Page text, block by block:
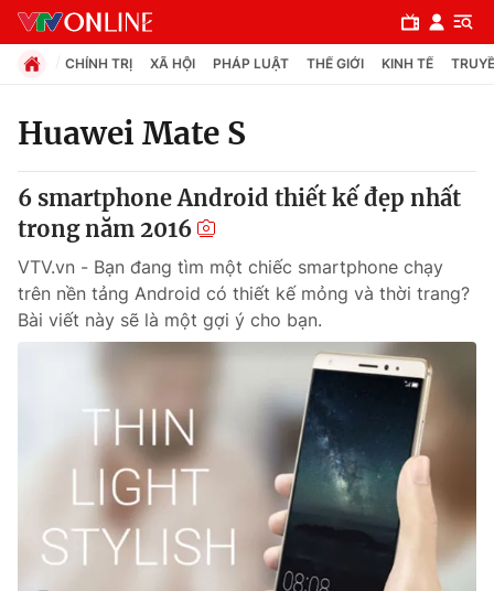
Chuyên mục
Chính trị
Xã hội
Pháp luật
Thế giới
Thế giới đó đây
Kinh tế
Tài chính
CHÍNH TRỊ XÃ HỘI PHÁP LUẬT THẾ GIỚI KINH TẾ
Huawei Mate S
6 smartphone Android thiết kế đẹp nhất
trong năm 2016
VTV.vn - Bạn đang tìm một chiếc smartphone chạy
trên nền tảng Android có thiết kế mỏng và thời trang?
Bài viết này sẽ là một gợi ý cho bạn.